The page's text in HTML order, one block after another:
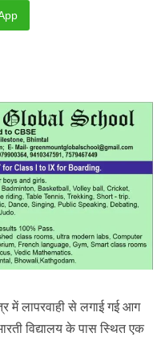
में लापरवाही से लगाई गई आग
विद्यालय के पास स्थित एक